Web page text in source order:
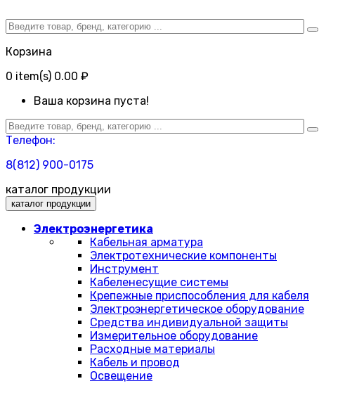
Корзина
0 item(s) 0.00 ₽
Ваша корзина пуста!
Телефон:
8(812) 900-0175
каталог продукции
каталог продукции
Электроэнергетика
Кабельная арматура
Электротехнические компоненты
Инструмент
Кабеленесущие системы
Крепежные приспособления для кабеля
Электроэнергетическое оборудование
Средства индивидуальной защиты
Измерительное оборудование
Расходные материалы
Кабель и провод
Освещение